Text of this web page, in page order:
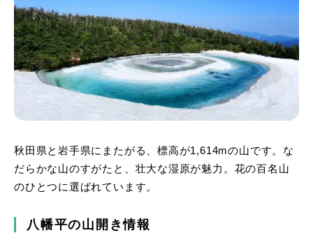
秋田県と岩手県にまたがる、標高が1,614mの山です。な
だらかな山のすがたと、壮大な湿原が魅力。花の百名山
のひとつに選ばれています。
八幡平の山開き情報